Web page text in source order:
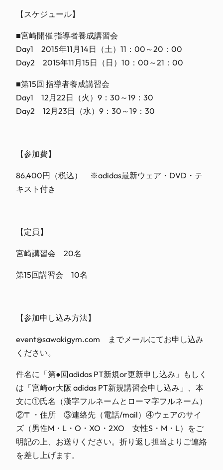
【スケジュール】
■宮崎開催 指導者養成講習会
Day1 2015年11月14日（土）11：00～20：00
Day2 2015年11月15日（日）10：00～21：00
■第15回 指導者養成講習会
Day1 12月22日（火）9：30～19：30
Day2 12月23日（水）9：30～19：30
【参加費】
86,400円（税込） ※adidas最新ウェア・DVD・テ
キスト付き
【定員】
宮崎講習会 20名
第15回講習会 10名
【参加申し込み方法】
event@sawakigym.com までメールにてお申し込み
ください。
件名に「第●回adidas PT新規or更新申し込み」もしく
は「宮崎or大阪 adidas PT新規講習会申し込み」、本
文に①氏名（漢字フルネームとローマ字フルネーム）
②〒・住所 ③連絡先（電話/mail）④ウェアのサイ
ズ（男性M・L・O・XO・2XO 女性S・M・L）をご
明記の上、お送りください。折り返し担当よりご連絡
を差し上げます。